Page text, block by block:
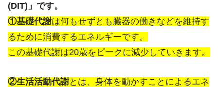
(DIT)」です。
①基礎代謝は何もせずとも臓器の働きなどを維持す
るために消費するエネルギーです。
この基礎代謝は20歳をピークに減少していきます。
②生活活動代謝とは、身体を動かすことによるエネ